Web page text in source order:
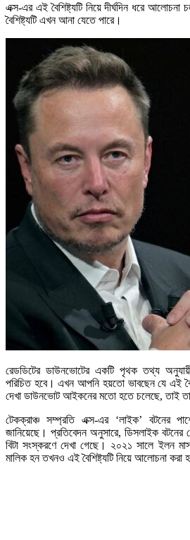
এক্স-এর এই বৈশিষ্ট্যটি নিয়ে দীর্ঘদিন ধরে
বৈশিষ্ট্যটি এখন আনা যেতে পারে।
রেডডিটের ডাউনভোটের একটি পৃথক তথ্য
পরিচিত হবে। এখন আপনি হয়তো ভাবছেন যে এই
দেখা ডাউনভোট আইকনের মতো হতে চলেছে, তাই
টেকক্রাঞ্চ সম্প্রতি এক্স-এর ‘লাইক’ বটনের
জানিয়েছে। প্রতিবেদন অনুসারে, ডিসলাইক
বিটা সংস্করণে দেখা গেছে। ২০২১ সালে ইলন
মালিক হন তখনও এই বৈশিষ্ট্যটি নিয়ে আলোচনা করা